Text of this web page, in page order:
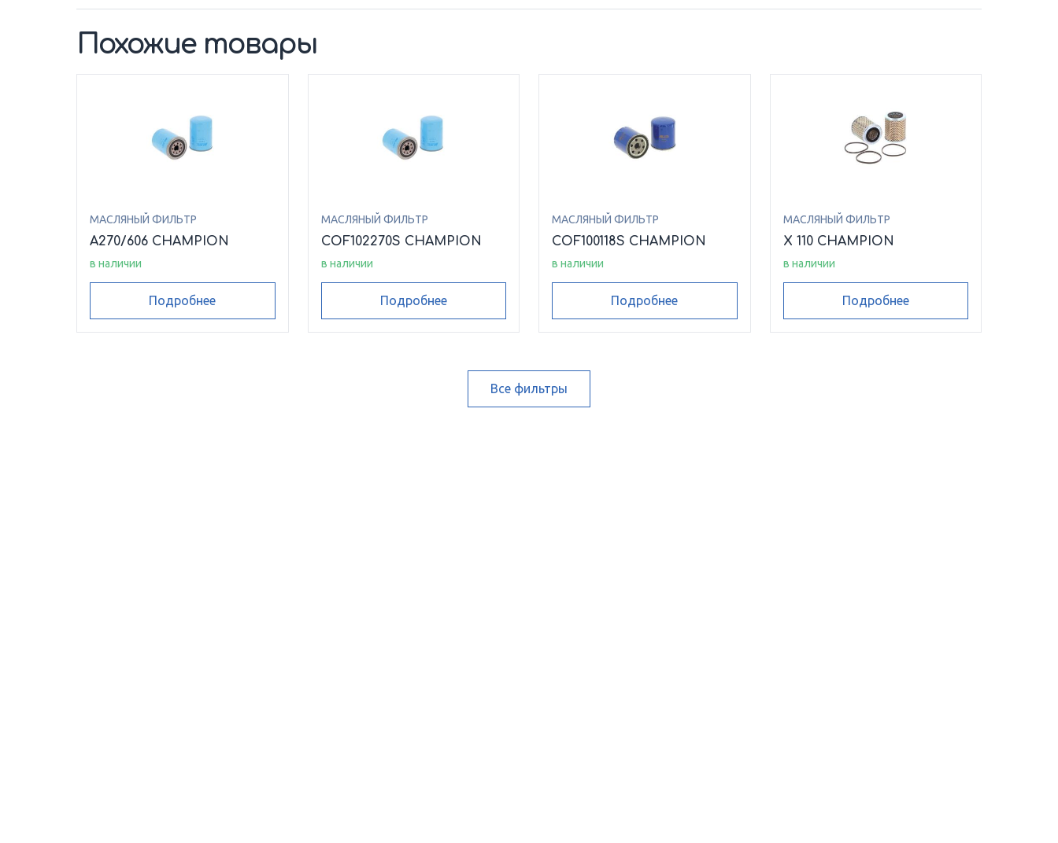
Похожие товары
МАСЛЯНЫЙ ФИЛЬТР
A270/606 CHAMPION
в наличии
Подробнее
МАСЛЯНЫЙ ФИЛЬТР
COF102270S CHAMPION
в наличии
Подробнее
МАСЛЯНЫЙ ФИЛЬТР
COF100118S CHAMPION
в наличии
Подробнее
МАСЛЯНЫЙ ФИЛЬТР
X 110 CHAMPION
в наличии
Подробнее
Все фильтры